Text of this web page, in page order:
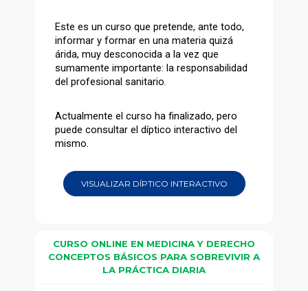
Este es un curso que pretende, ante todo,
informar y formar en una materia quizá
árida, muy desconocida a la vez que
sumamente importante: la responsabilidad
del profesional sanitario.
Actualmente el curso ha finalizado, pero
puede consultar el díptico interactivo del
mismo.
VISUALIZAR DÍPTICO INTERACTIVO
CURSO ONLINE EN MEDICINA Y DERECHO
CONCEPTOS BÁSICOS PARA SOBREVIVIR A
LA PRÁCTICA DIARIA